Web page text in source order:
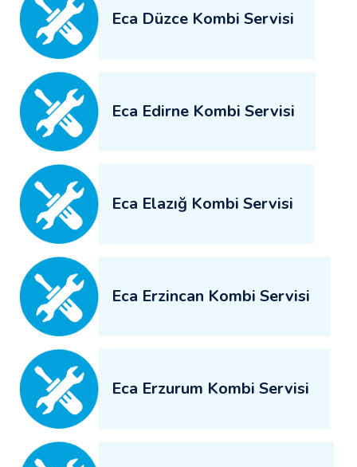
Eca Düzce Kombi Servisi
Eca Edirne Kombi Servisi
Eca Elazığ Kombi Servisi
Eca Erzincan Kombi Servisi
Eca Erzurum Kombi Servisi